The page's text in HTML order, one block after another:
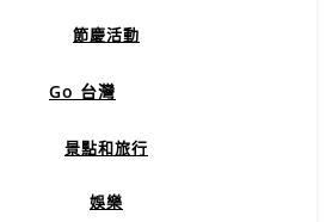
節慶活動
Go 台灣
景點和旅行
娛樂